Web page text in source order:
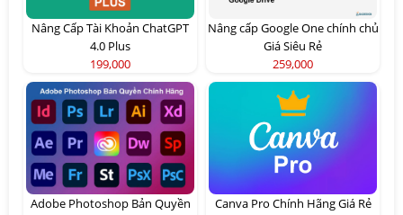
Nâng Cấp Tài Khoản ChatGPT
4.0 Plus
199,000
Nâng cấp Google One chính chủ
Giá Siêu Rẻ
259,000
Adobe Photoshop Bản Quyền
Canva Pro Chính Hãng Giá Rẻ